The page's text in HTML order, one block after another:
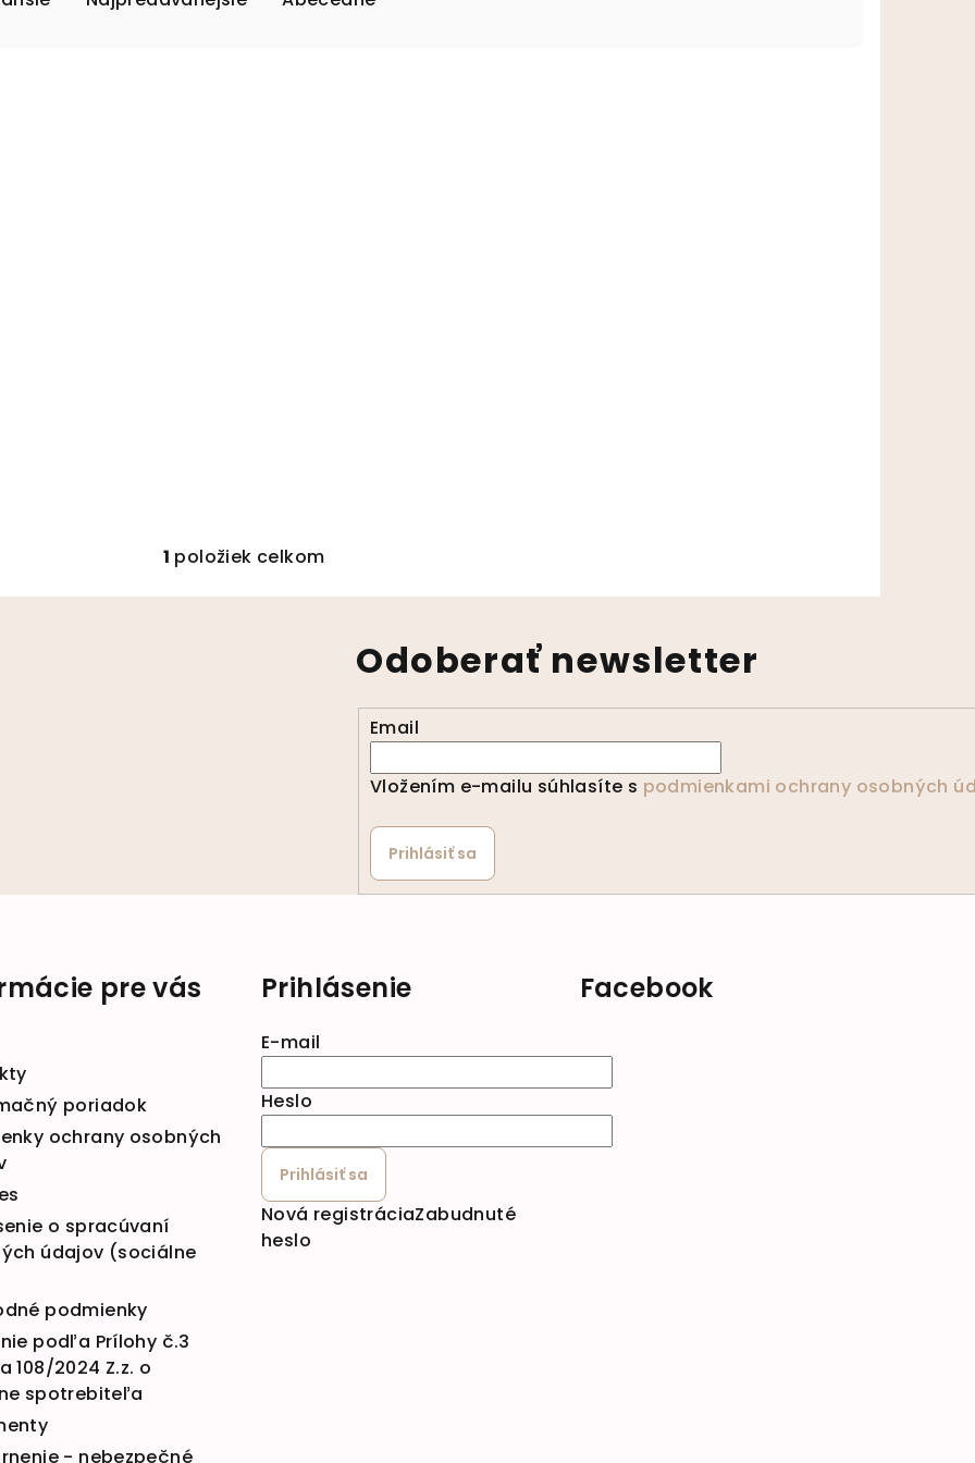
Ovládacie prvky výpisu
1 položiek celkom
Odoberať newsletter
Email
Vložením e-mailu súhlasíte s podmienkami ochrany osobných
Prihlásiť sa
pre vás
poriadok
ochrany osobných
o spracúvaní
údajov (sociálne
podmienky
podľa Prílohy č.3
108/2024 Z.z. o
spotrebiteľa
- nebezpečné
Prihlásenie
E-mail
Heslo
Prihlásiť sa
Nová registráciaZabudnuté
heslo
Facebook